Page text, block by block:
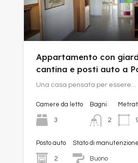
Appartamento con
cantina e posti auto a
Una casa pensata per essere…
Camere da letto
3
Bagni
2
Posto auto
2
Stato di manutenzione
Buono